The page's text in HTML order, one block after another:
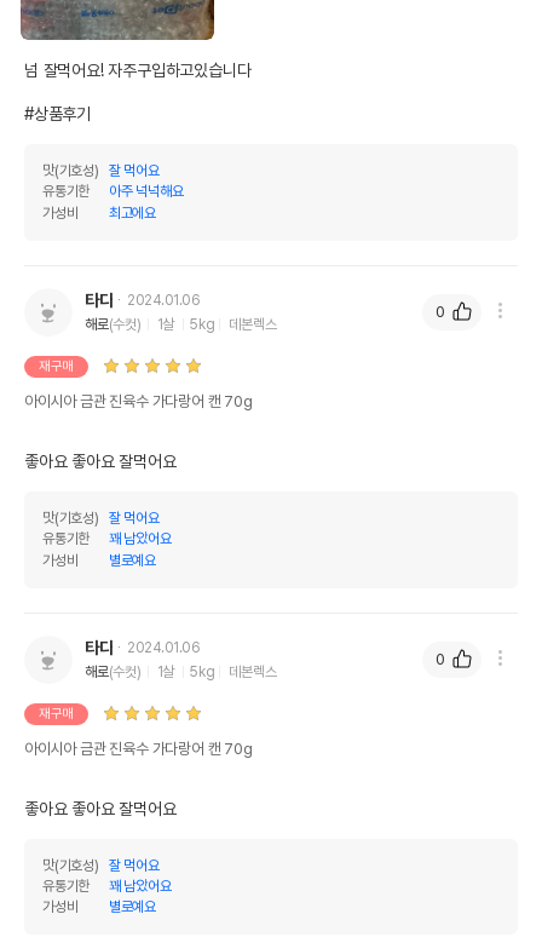
넘 잘먹어요! 자주구입하고있습니다
#상품후기
맛(기호성)
잘 먹어요
유통기한
아주 넉넉해요
가성비
최고에요
타다
2024.01.06
해로(수컷) 1살 5kg 데본렉스
재구매
아이시아 금관 진육수 가다랑어 캔 70g
좋아요 좋아요 잘먹어요
맛(기호성)
잘 먹어요
유통기한
꽤 남았어요
가성비
별로예요
0
타다
2024.01.06
해로(수컷) 1살 5kg 데본렉스
재구매
아이시아 금관 진육수 가다랑어 캔 70g
좋아요 좋아요 잘먹어요
맛(기호성)
잘 먹어요
유통기한
꽤 남았어요
가성비
별로예요
0